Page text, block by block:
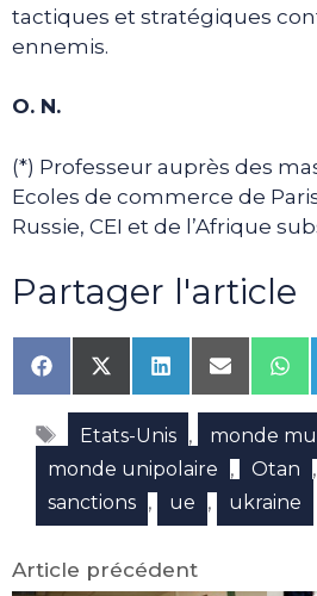
tactiques et stratégiques
ennemis.
O. N.
(*) Professeur auprès des
Ecoles de commerce de
Russie, CEI et de l’Afrique
Partager l'article
Share
on
Facebook
Share
on
X
(Twitter)
Share
on
LinkedIn
Share
on
Email
on
Étiquettes
Etats-Unis , monde
monde unipolaire , Otan ,
sanctions , ue , ukraine
Article précédent